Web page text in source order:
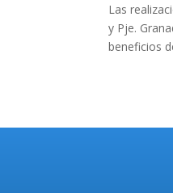
Las
y Pje.
beneficios